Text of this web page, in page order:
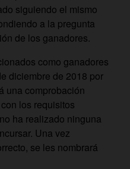
siguiendo el mismo
a la pregunta
de los ganadores.
como ganadores
diciembre de 2018 por
una comprobación
los requisitos
ha realizado ninguna
Una vez
se les nombrará